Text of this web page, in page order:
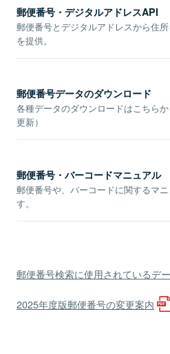
郵便番号・デジタルアドレスAPI
郵便番号とデジタルアドレスから住
を提供。
郵便番号データのダウンロード
各種データのダウンロードはこちら
更新）
郵便番号・バーコードマニュアル
郵便番号や、バーコードに関するマ
す。
郵便番号検索に使用されているデ
2025年度版郵便番号の変更案内